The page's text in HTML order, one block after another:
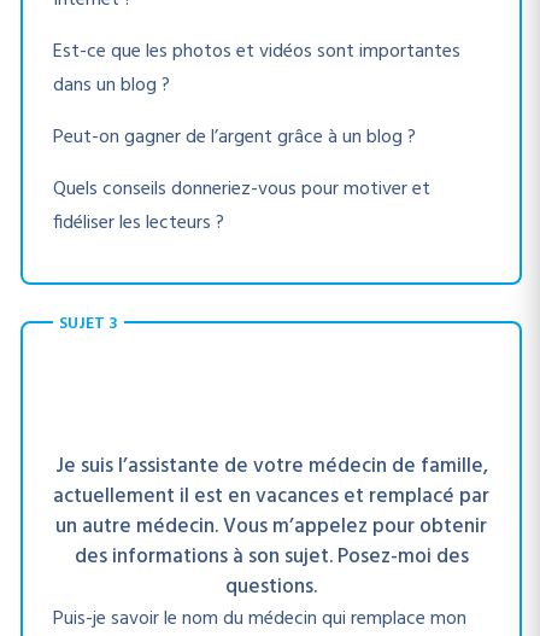
Est-ce que les photos et vidéos sont importantes
dans un blog ?
Peut-on gagner de l’argent grâce à un blog ?
Quels conseils donneriez-vous pour motiver et
fidéliser les lecteurs ?
SUJET 3
Je suis l’assistante de votre médecin de famille,
actuellement il est en vacances et remplacé par
un autre médecin. Vous m’appelez pour obtenir
des informations à son sujet. Posez-moi des
questions.
Puis-je savoir le nom du médecin qui remplace mon